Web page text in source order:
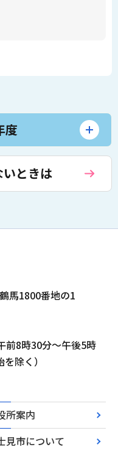
度
ときは
馬1800番地の1
前8時30分～午後5時
除く）
所案内
見市について